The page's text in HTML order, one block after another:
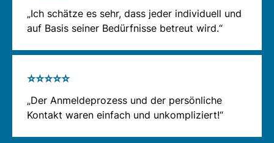
„Ich schätze es sehr, dass jeder individuell und
auf Basis seiner Bedürfnisse betreut wird.“
⭐⭐⭐⭐⭐
„Der Anmeldeprozess und der persönliche
Kontakt waren einfach und unkompliziert!“